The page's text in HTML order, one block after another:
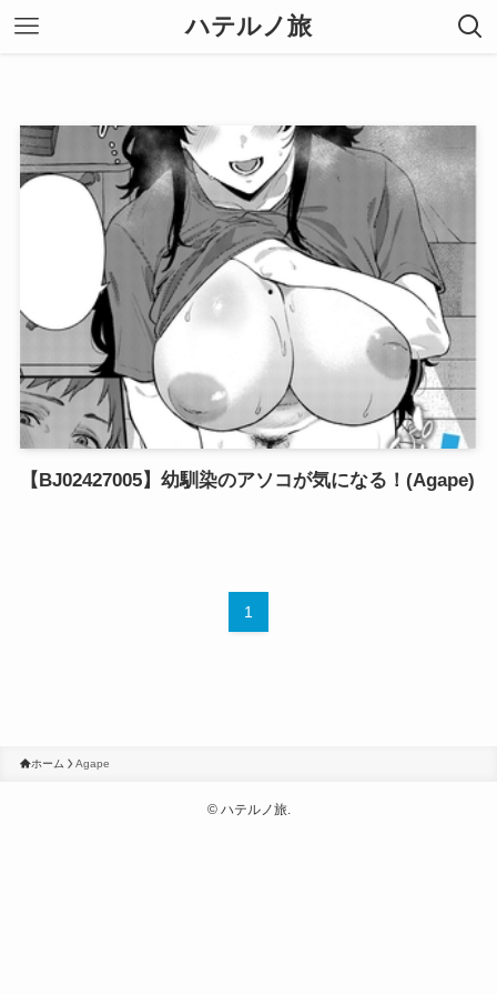
ハテルノ旅
【BJ02427005】幼馴染のアソコが気になる！(Agape)
1
ホーム Agape
©ハテルノ旅.